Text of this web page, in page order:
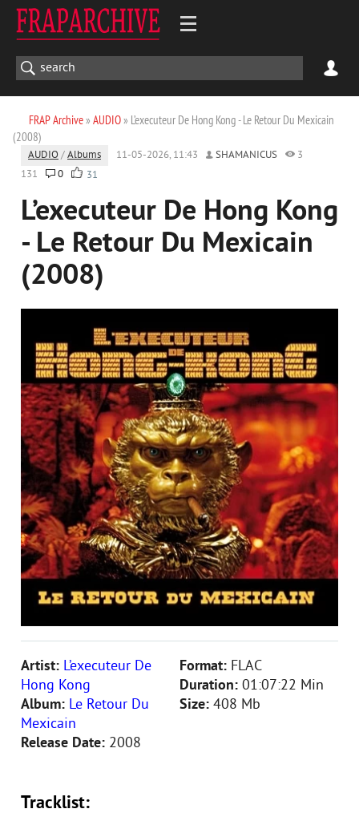
FRAP Archive» AUDIO» L’executeur De Hong Kong - Le Retour Du Mexicain
(2008)
AUDIO /Albums 11-05-2026, 11:43 SHAMANICUS
3
131
0 31
L’executeur De Hong Kong
- Le Retour Du Mexicain
(2008)
Artist: L’executeur De
Hong Kong
Album: Le Retour Du
Mexicain
Release Date: 2008
Format: FLAC
Duration: 01:07:22 Min
Size: 408 Mb
Tracklist: